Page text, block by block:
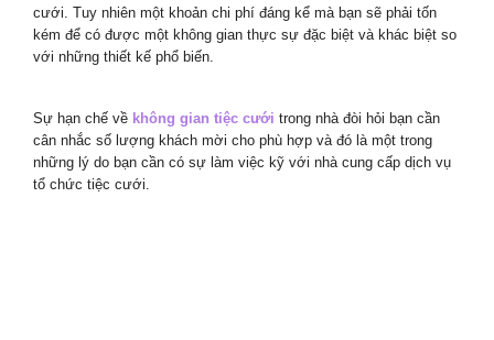
cưới. Tuy nhiên một khoản chi phí đáng kể mà bạn sẽ phải tốn
kém để có được một không gian thực sự đặc biệt và khác biệt so
với những thiết kế phổ biến.
Sự hạn chế về không gian tiệc cưới trong nhà đòi hỏi bạn cần
cân nhắc số lượng khách mời cho phù hợp và đó là một trong
những lý do bạn cần có sự làm việc kỹ với nhà cung cấp dịch vụ
tổ chức tiệc cưới.